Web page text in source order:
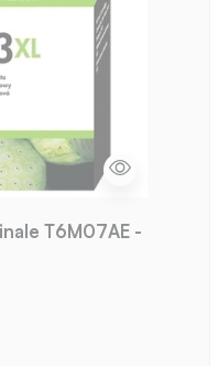
T6M07AE -